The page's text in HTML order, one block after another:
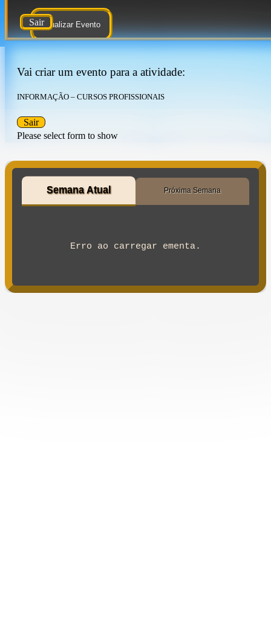
Atualizar Evento
Sair
Vai criar um evento para a atividade:
INFORMAÇÃO – CURSOS PROFISSIONAIS
Please select form to show
Sair
Semana Atual Próxima Semana
Erro ao carregar ementa.